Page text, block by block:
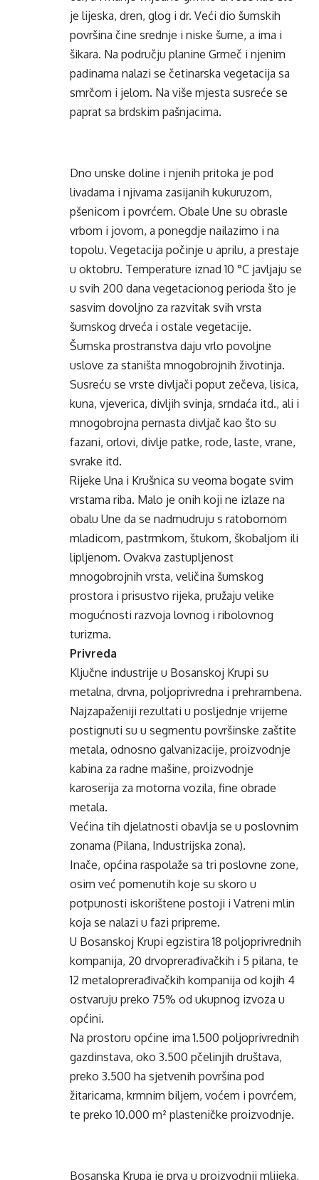
je lijeska, dren, glog i dr. Veći dio šumskih
površina čine srednje i niske šume, a ima i
šikara. Na području planine Grmeč i njenim
padinama nalazi se četinarska vegetacija sa
smrčom i jelom. Na više mjesta susreće se
paprat sa brdskim pašnjacima.
Dno unske doline i njenih pritoka je pod
livadama i njivama zasijanih kukuruzom,
pšenicom i povrćem. Obale Une su obrasle
vrbom i jovom, a ponegdje nailazimo i na
topolu. Vegetacija počinje u aprilu, a prestaje
u oktobru. Temperature iznad 10 °C javljaju se
u svih 200 dana vegetacionog perioda što je
sasvim dovoljno za razvitak svih vrsta
šumskog drveća i ostale vegetacije.
Šumska prostranstva daju vrlo povoljne
uslove za staništa mnogobrojnih životinja.
Susreću se vrste divljači poput zečeva, lisica,
kuna, vjeverica, divljih svinja, srndaća itd., ali i
mnogobrojna pernasta divljač kao što su
fazani, orlovi, divlje patke, rode, laste, vrane,
svrake itd.
Rijeke Una i Krušnica su veoma bogate svim
vrstama riba. Malo je onih koji ne izlaze na
obalu Une da se nadmudruju s ratobornom
mladicom, pastrmkom, štukom, škobaljom ili
lipljenom. Ovakva zastupljenost
mnogobrojnih vrsta, veličina šumskog
prostora i prisustvo rijeka, pružaju velike
mogućnosti razvoja lovnog i ribolovnog
turizma.
Privreda
Ključne industrije u Bosanskoj Krupi su
metalna, drvna, poljoprivredna i prehrambena.
Najzapaženiji rezultati u posljednje vrijeme
postignuti su u segmentu površinske zaštite
metala, odnosno galvanizacije, proizvodnje
kabina za radne mašine, proizvodnje
karoserija za motorna vozila, fine obrade
metala.
Većina tih djelatnosti obavlja se u poslovnim
zonama (Pilana, Industrijska zona).
Inače, općina raspolaže sa tri poslovne zone,
osim već pomenutih koje su skoro u
potpunosti iskorištene postoji i Vatreni mlin
koja se nalazi u fazi pripreme.
U Bosanskoj Krupi egzistira 18 poljoprivrednih
kompanija, 20 drvoprerađivačkih i 5 pilana, te
12 metaloprerađivačkih kompanija od kojih 4
ostvaruju preko 75% od ukupnog izvoza u
općini.
Na prostoru općine ima 1.500 poljoprivrednih
gazdinstava, oko 3.500 pčelinjih društava,
preko 3.500 ha sjetvenih površina pod
žitaricama, krmnim biljem, voćem i povrćem,
te preko 10.000 m² plasteničke proizvodnje.
Bosanska Krupa je prva u proizvodnji mlijeka,